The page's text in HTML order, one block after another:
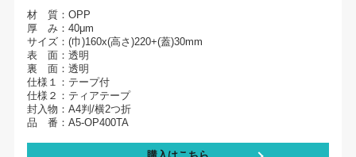
材 質：OPP
厚 み：40μm
サイズ：(巾)160x(高さ)220+(蓋)30mm
表 面：透明
裏 面：透明
仕様１：テープ付
仕様２：ティアテープ
封入物：A4判/横2つ折
品 番：A5-OP400TA